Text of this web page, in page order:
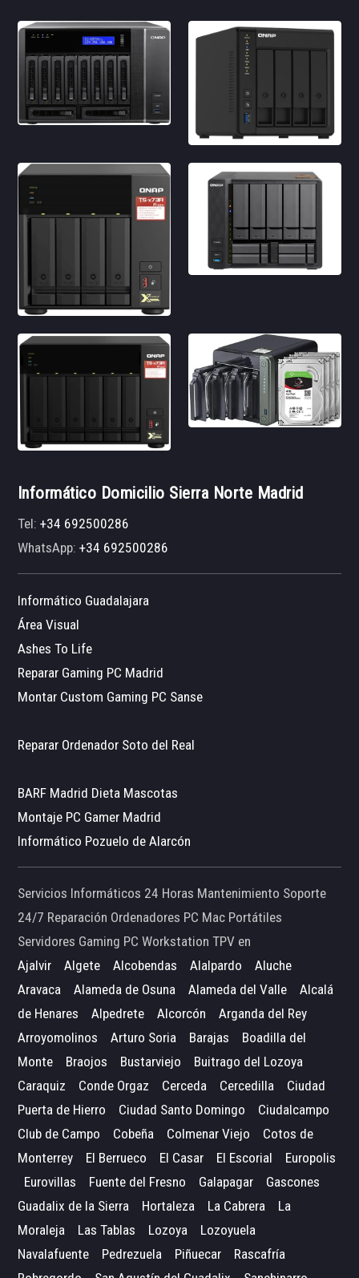
Informático Domicilio Sierra Norte Madrid
Tel:+34 692500286
WhatsApp:+34 692500286
Informático Guadalajara
Área Visual
Ashes To Life
Reparar Gaming PC Madrid
Montar Custom Gaming PC Sanse
Reparar Ordenador Soto del Real
BARF Madrid Dieta Mascotas
Montaje PC Gamer Madrid
Informático Pozuelo de Alarcón
Servicios Informáticos 24 Horas Mantenimiento Soporte
24/7 Reparación Ordenadores PC Mac Portátiles
Servidores Gaming PC Workstation TPV en
Ajalvir
Algete Alcobendas Alalpardo
Aluche
Aravaca
Alameda de Osuna Alameda del Valle
Alcalá
de Henares
Alpedrete Alcorcón
Arganda del Rey
Arroyomolinos
Arturo Soria Barajas
Boadilla del
Monte
Braojos Bustarviejo
Buitrago del Lozoya
Caraquiz
Conde Orgaz Cerceda Cercedilla
Ciudad
Puerta de Hierro
Ciudad Santo Domingo
Ciudalcampo
Club de Campo
Cobeña Colmenar Viejo
Cotos de
Monterrey
El Berrueco El Casar El Escorial
Europolis
Eurovillas
Fuente del Fresno Galapagar
Gascones
Guadalix de la Sierra
Hortaleza La Cabrera
La
Moraleja
Las Tablas Lozoya
Lozoyuela
Navalafuente
Pedrezuela Piñuecar
Rascafría